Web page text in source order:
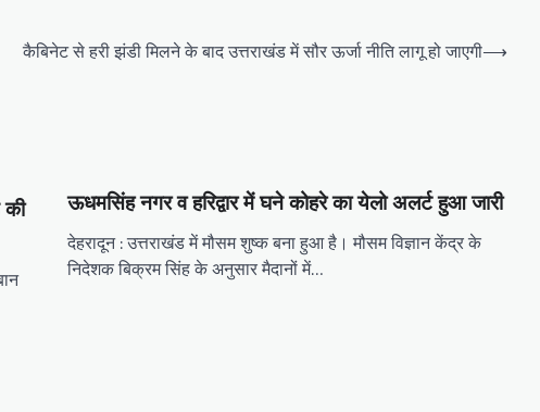
कैबिनेट से हरी झंडी मिलने के बाद उत्तराखंड में सौर ऊर्जा नीति लागू हो जाएगी⟶
की
ऊधमसिंह नगर व हरिद्वार में घने कोहरे का येलो अलर्ट हुआ जारी
देहरादून : उत्तराखंड में मौसम शुष्क बना हुआ है। मौसम विज्ञान केंद्र के
निदेशक बिक्रम सिंह के अनुसार मैदानों में…